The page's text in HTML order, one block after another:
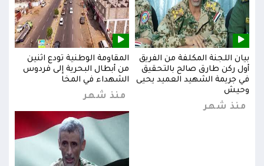
بيان اللجنة المكلفة من الفريق
أول ركن طارق صالح بالتحقيق
في جريمة الشهيد العميد يحيى
وحيش
منذ شهر
المقاومة الوطنية تودع اثنين
من أبطال البحرية إلى فردوس
الشهداء في المخا
منذ شهر